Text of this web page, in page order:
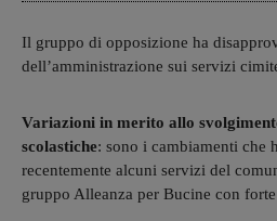
Il gruppo di opposizione ha
dell’amministrazione sui servizi
Variazioni in merito allo
scolastiche: sono i cambiamenti che
recentemente alcuni servizi del
gruppo Alleanza per Bucine con forte